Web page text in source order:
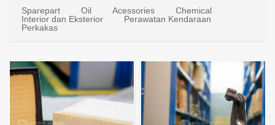
Sparepart Oil Acessories
Chemical
Interior dan Eksterior
Perawatan Kendaraan
Perkakas